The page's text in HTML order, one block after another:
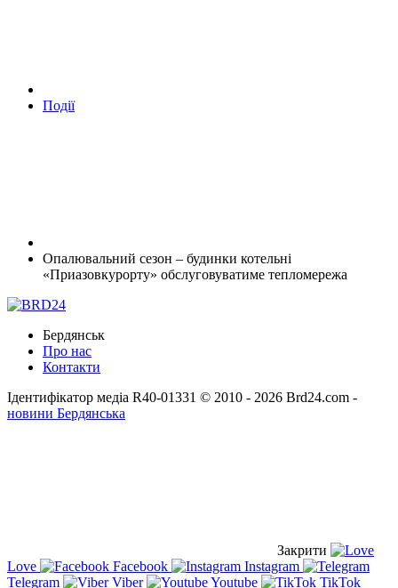
Події
Опалювальний сезон – будинки котельні
«Приазовкурорту» обслуговуватиме тепломережа
Бердянськ
Про нас
Контакти
Ідентифікатор медіа R40-01331 © 2010 - 2026 Brd24.com -
новини Бердянська
Закрити
Love
Facebook
Instagram
Telegram
Viber Youtube TikTok